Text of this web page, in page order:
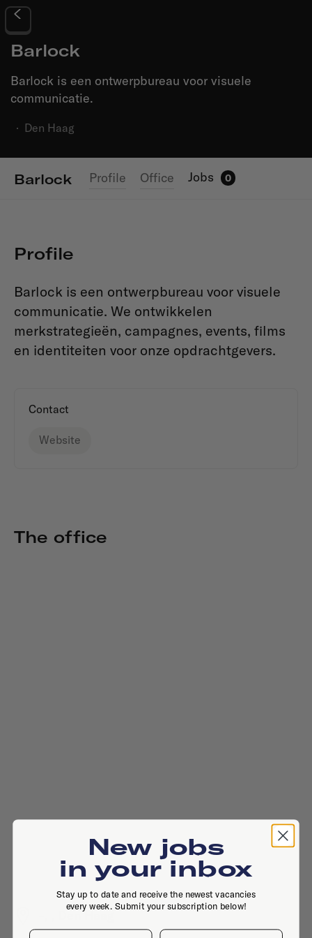
Barlock
Barlock is een ontwerpbureau voor visuele
communicatie.
· Den Haag
Barlock Profile Office Jobs 0
Profile
Barlock is een ontwerpbureau voor visuele
communicatie. We ontwikkelen
merkstrategieën, campagnes, events, films
en identiteiten voor onze opdrachtgevers.
Contact
Website
The office
-, , Den Haag
New jobs
in your inbox
Stay up to date and receive the newest vacancies
every week. Submit your subscription below!
First name Last name